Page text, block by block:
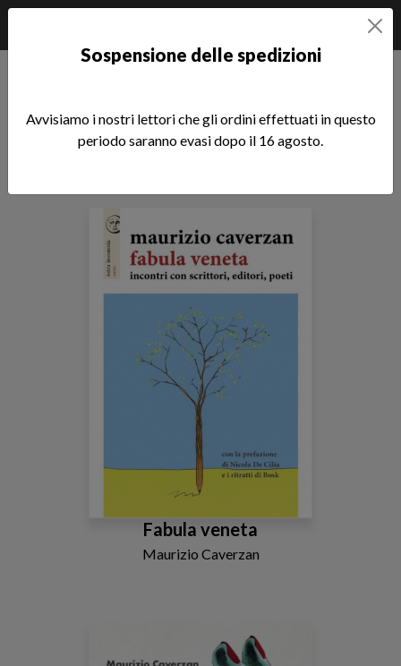
Libri di Maurizio Caverzan
Tutti i nostri autori
Sfoglia la lista completa
Fabula veneta
Maurizio Caverzan
Sospensione delle spedizioni
Avvisiamo i nostri lettori che gli ordini effettuati in questo
periodo saranno evasi dopo il 16 agosto.